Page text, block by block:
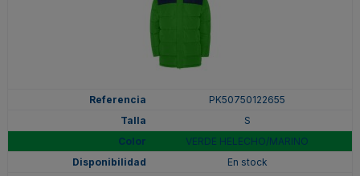
PK50750122655
S
VERDE HELECHO/MARINO
En stock